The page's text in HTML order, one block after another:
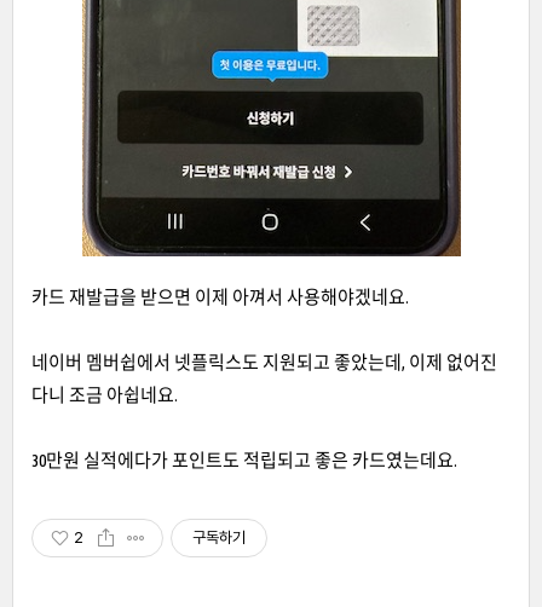
카드 재발급을 받으면 이제 아껴서 사용해야겠네요.
네이버 멤버쉽에서 넷플릭스도 지원되고 좋았는데, 이제 없어진
다니 조금 아쉽네요.
30만원 실적에다가 포인트도 적립되고 좋은 카드였는데요.
2 구독하기